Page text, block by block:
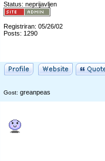
Status: neprijavljen
Registriran: 05/26/02
Posts: 1290
Gost: greanpeas